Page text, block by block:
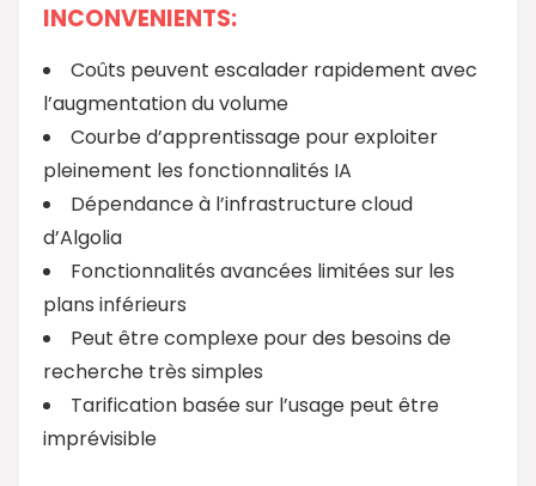
INCONVENIENTS:
Coûts peuvent escalader rapidement avec
l’augmentation du volume
Courbe d’apprentissage pour exploiter
pleinement les fonctionnalités IA
Dépendance à l’infrastructure cloud
d’Algolia
Fonctionnalités avancées limitées sur les
plans inférieurs
Peut être complexe pour des besoins de
recherche très simples
Tarification basée sur l’usage peut être
imprévisible